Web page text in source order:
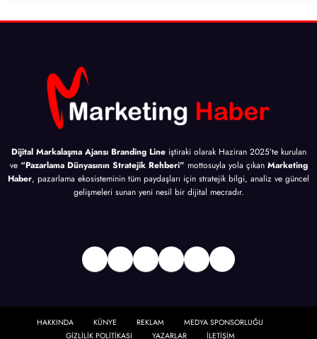
Dijital Markalaşma Ajansı Branding Lineiştiraki olarak Haziran 2025’te kurulan
ve “Pazarlama Dünyasının Stratejik Rehberi” mottosuyla yola çıkan Marketing
Haber, pazarlama ekosisteminin tüm paydaşları için stratejik bilgi, analiz ve güncel
gelişmeleri sunan yeni nesil bir dijital mecradır.
Facebook
Twitter
Instagram
LinkedIn
Bağlantı
YouTube
HAKKINDA KÜNYE REKLAM
MEDYA SPONSORLUĞU
GİZLİLİK POLİTİKASI
YAZARLAR İLETİŞİM